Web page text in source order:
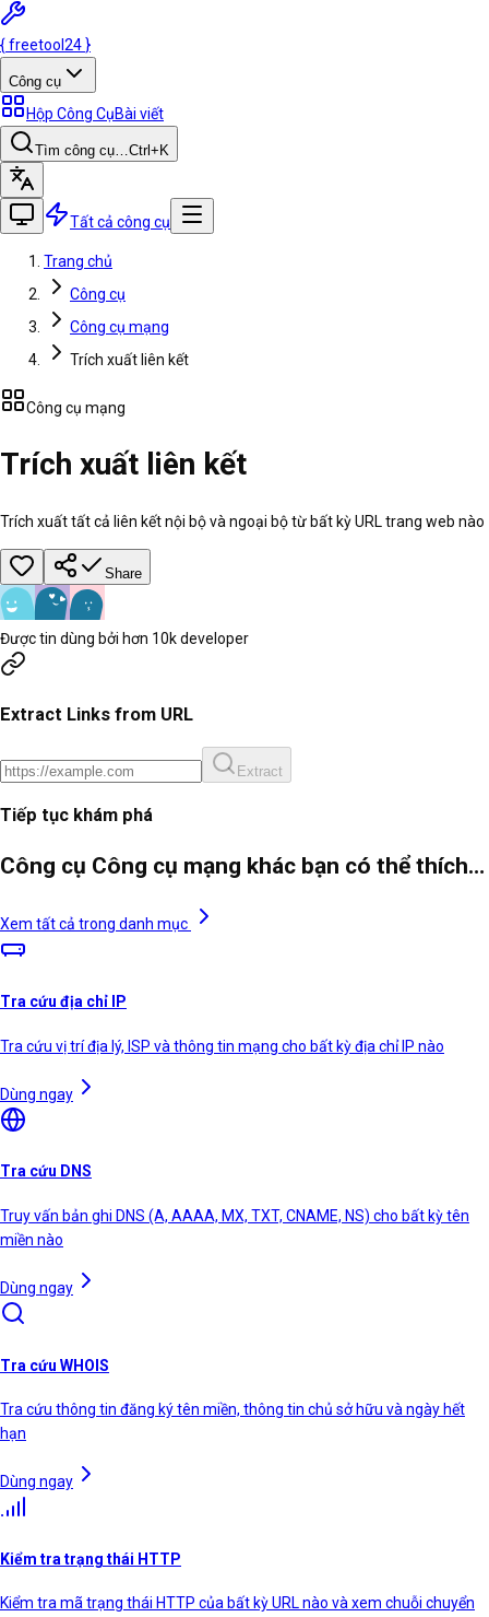
{freetool 24 }
Công cụ
Hộp Công CụBài viết
Tìm công cụ…Ctrl +K
Tất cả công cụ
Trang chủ
Công cụ
Công cụ mạng
Trích xuất liên kết
Công cụ mạng
Trích xuất liên kết
Trích xuất tất cả liên kết nội bộ và ngoại bộ từ bất kỳ URL trang web nào
Share
Được tin dùng bởi hơn 10k developer
Extract Links from URL
Extract
Tiếp tục khám phá
Công cụ Công cụ mạng khác bạn có thể thích…
Xem tất cả trong danh mục
Tra cứu địa chỉ IP
Tra cứu vị trí địa lý, ISP và thông tin mạng cho bất kỳ địa chỉ IP nào
Dùng ngay
Tra cứu DNS
Truy vấn bản ghi DNS (A, AAAA, MX, TXT, CNAME, NS) cho bất kỳ tên
miền nào
Dùng ngay
Tra cứu WHOIS
Tra cứu thông tin đăng ký tên miền, thông tin chủ sở hữu và ngày hết
hạn
Dùng ngay
Kiểm tra trạng thái HTTP
Kiểm tra mã trạng thái HTTP của bất kỳ URL nào và xem chuỗi chuyển